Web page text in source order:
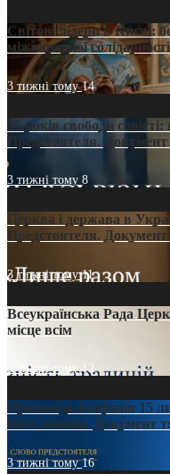
Світові лідери в Києві:
міжнародної солідарності
3 тижні тому14
35 років свободи
Предстоятеля. Документ
3 тижні тому 8
Церква і держава в
Предстоятеля.
3 тижні тому11
Всеукраїнська Рада
місце всім
3 тижні тому12
Проповідь Епіфанія 15
його амвона. Документ
3 тижні тому16